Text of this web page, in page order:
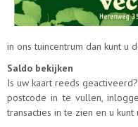
in ons tuincentrum dan kunt u
Saldo bekijken
Is uw kaart reeds
postcode in te vullen,
transacties in te zien en u